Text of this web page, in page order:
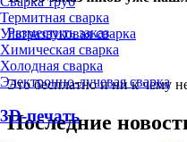
Термитная сварка
Ультразвуковая сварка
Химическая сварка
Холодная сварка
Электронно-лучевая сварка
3D-печать
Разместить заказ
Это бесплатно и ни к чему
Последние